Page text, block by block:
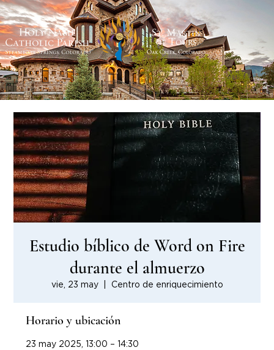
Estudio bíblico de Word on Fire
durante el almuerzo
vie, 23 may
  |
Centro de enriquecimiento
Horario y ubicación
23 may 2025, 13:00 – 14:30